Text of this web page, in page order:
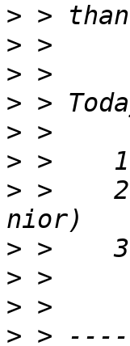
>
>
>
>
>
>
> >
>
>
>
> >